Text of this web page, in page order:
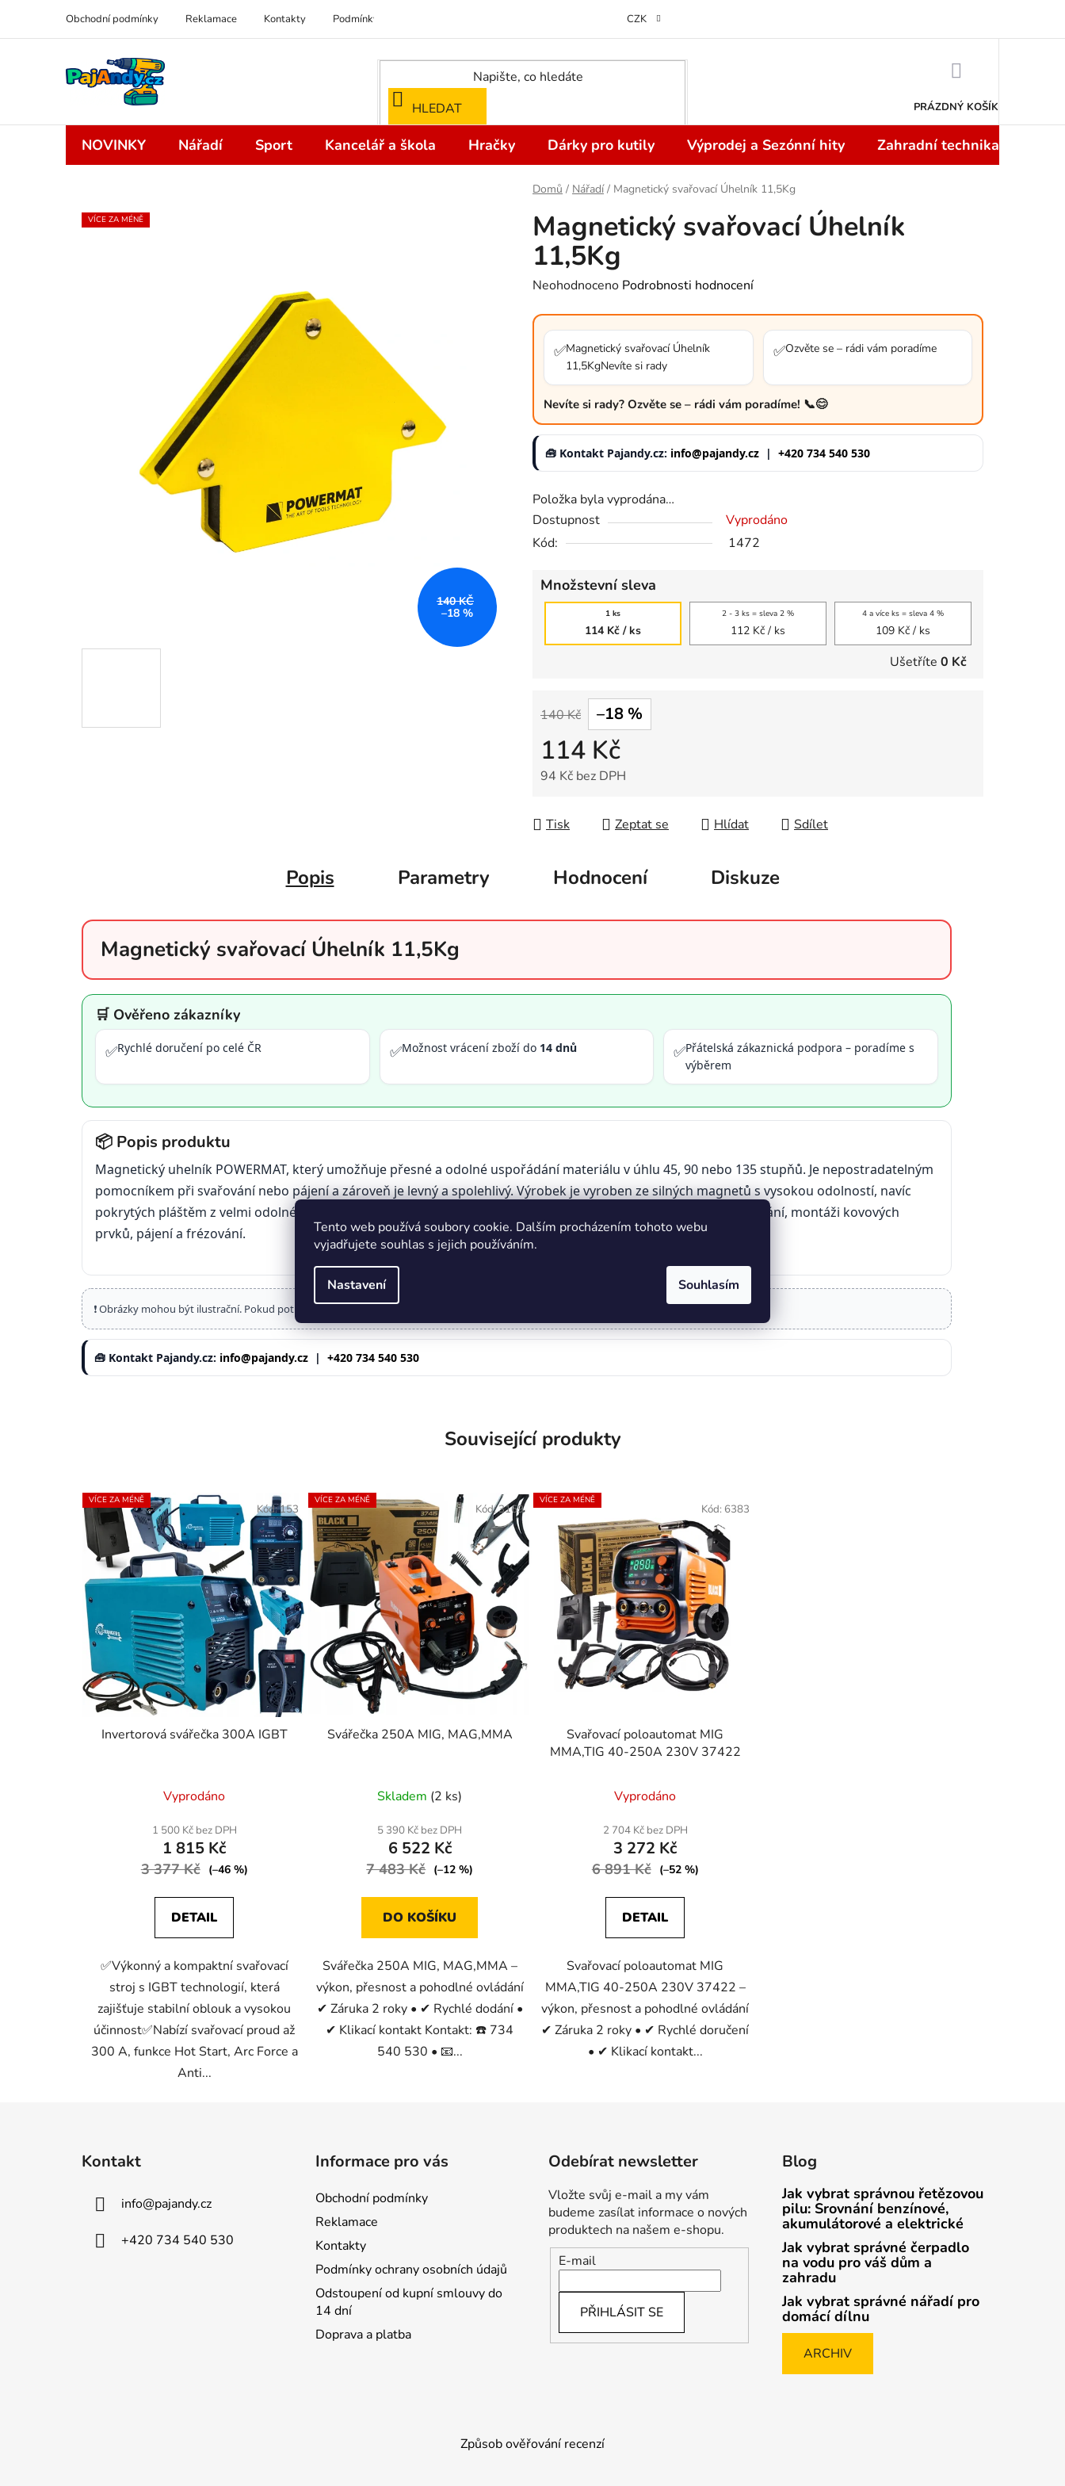
Tento web používá soubory cookie. Dalším procházením tohoto webu
vyjadřujete souhlas s jejich používáním.
Nastavení Souhlasím
obsah
Obchodní podmínky Reklamace Kontakty Podmínky ochrany osobních údajů Odstoupení od kupní smlouvy do 14 dní
CZK
HLEDAT PRÁZDNÝ KOŠÍK
NOVINKY Nářadí Sport Kancelář a škola Hračky Dárky pro kutily Výprodej a Sezónní hity Zahradní technika
Domů / Nářadí / Magnetický svařovací Úhelník 11,5Kg
Magnetický svařovací Úhelník
11,5Kg
Průměrné
produktu
5
hvězdiček.
Neohodnoceno Podrobnosti hodnocení
✅Magnetický svařovací Úhelník
11,5KgNevíte si rady
✅Ozvěte se – rádi vám poradíme
Nevíte si rady? Ozvěte se – rádi vám poradíme! 📞😊
🧰 Kontakt Pajandy.cz: info@pajandy.cz | +420 734 540 530
Položka byla vyprodána…
Dostupnost
Vyprodáno
Kód:
1472
Množstevní sleva
1 ks
114 Kč/ ks
2 - 3 ks = sleva 2 %
112 Kč/ ks
4 a více ks = sleva 4 %
109 Kč/ ks
Ušetříte 0 Kč
140 Kč –18 %
114 Kč
94 Kč bez DPH
Tisk
Zeptat se Hlídat Sdílet
VÍCE ZA MÉNĚ
140 KČ
–18 %
Popis Parametry Hodnocení Diskuze
Magnetický svařovací Úhelník 11,5Kg
🛒 Ověřeno zákazníky
✅Rychlé doručení po celé ČR ✅Možnost vrácení zboží do 14 dnů ✅Přátelská zákaznická podpora – poradíme s
výběrem
📦 Popis produktu
Magnetický uhelník POWERMAT, který umožňuje přesné a odolné uspořádání materiálu v úhlu 45, 90 nebo 135 stupňů. Je nepostradatelným
pomocníkem při svařování nebo pájení a zároveň je levný a spolehlivý. Výrobek je vyroben ze silných magnetů s vysokou odolností, navíc
pokrytých pláštěm z velmi odolného plastu, v pevném ocelovém krytu. Je neocenitelným pomocníkem při svařování, montáži kovových
prvků, pájení a frézování.
❗ Obrázky mohou být ilustrační. Pokud potřebujete poradit s výběrem,
🧰 Kontakt Pajandy.cz: info@pajandy.cz | +420 734 540 530
Související produkty
VÍCE ZA MÉNĚ
Invertorová svářečka 300A IGBT
hodnocení
produktu
je
4,7
5
Vyprodáno
1 500 Kč bez DPH
1 815 Kč
3 377 Kč (–46 %)
DETAIL
✅Výkonný a kompaktní svařovací
stroj s IGBT technologií, která
zajišťuje stabilní oblouk a vysokou
účinnost✅Nabízí svařovací proud až
300 A, funkce Hot Start, Arc Force a
Anti...
Kód:153
VÍCE ZA MÉNĚ
Svářečka 250A MIG, MAG,MMA
hodnocení
produktu
je
5,0
5
Skladem (2 ks)
5 390 Kč bez DPH
6 522 Kč
7 483 Kč (–12 %)
DO KOŠÍKU
Svářečka 250A MIG, MAG,MMA –
výkon, přesnost a pohodlné ovládání
✔ Záruka 2 roky • ✔ Rychlé dodání •
✔ Klikací kontakt Kontakt: ☎️ 734
540 530 • 📧...
Kód:3169
VÍCE ZA MÉNĚ
Svařovací poloautomat MIG
MMA,TIG 40-250A 230V 37422
hodnocení
produktu
je
5,0
5
Vyprodáno
2 704 Kč bez DPH
3 272 Kč
6 891 Kč (–52 %)
DETAIL
Svařovací poloautomat MIG
MMA,TIG 40-250A 230V 37422 –
výkon, přesnost a pohodlné ovládání
✔ Záruka 2 roky • ✔ Rychlé doručení
• ✔ Klikací kontakt...
Kód: 6383
Kontakt
info@pajandy.cz
+420 734 540 530
Informace pro vás
Obchodní podmínky
Reklamace
Kontakty
Podmínky ochrany osobních údajů
Odstoupení od kupní smlouvy do
14 dní
Doprava a platba
Odebírat newsletter
Vložte svůj e-mail a my vám
budeme zasílat informace o nových
produktech na našem e-shopu.
E-mail
PŘIHLÁSIT SE
Blog
Jak vybrat správnou řetězovou
pilu: Srovnání benzínové,
akumulátorové a elektrické
Jak vybrat správné čerpadlo
na vodu pro váš dům a
zahradu
Jak vybrat správné nářadí pro
domácí dílnu
ARCHIV
Způsob ověřování recenzí